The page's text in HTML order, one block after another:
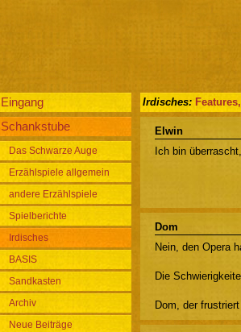
Eingang
Schankstube
Das Schwarze Auge
Erzählspiele allgemein
andere Erzählspiele
Spielberichte
Irdisches
BASIS
Sandkasten
Archiv
Neue Beiträge
Irdisches:
Elwin
Ich bin
Dom
Nein, den Opera
Die
Dom, der